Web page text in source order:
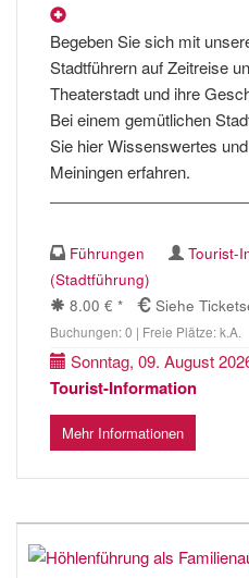
Begeben Sie sich mit
Stadtführern auf Zeitreise
Theaterstadt und ihre
Bei einem gemütlichen
Sie hier Wissenswertes
Meiningen erfahren.
Führungen
Tourist-
(Stadtführung)
8.00 € *
Siehe
Buchungen: 0 | Freie Plätze: k.A.
Sonntag, 09. August
Tourist-Information
Mehr Informationen